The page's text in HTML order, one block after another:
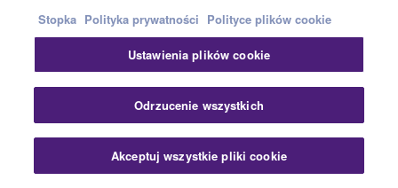
Portable PA Systems
Studio Monitors Accessories
Product News
20.4.2022
Yamaha Releases the
Pliki do pobrania Skontaktuj się z nami
Stopka Polityka prywatności Polityce plików cookie
Ustawienia plików cookie
Odrzucenie wszystkich
Akceptuj wszystkie pliki cookie